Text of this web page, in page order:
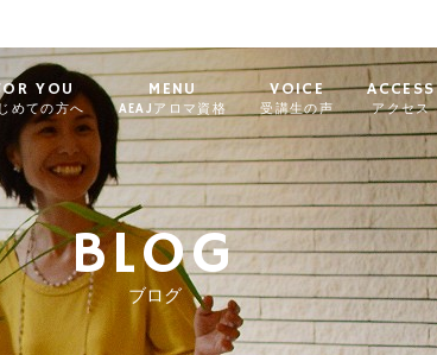
YOU
めての方へ
MENU
AEAJアロマ資格
VOICE
受講生の声
ACCESS
アクセス
BLOG
ブログ